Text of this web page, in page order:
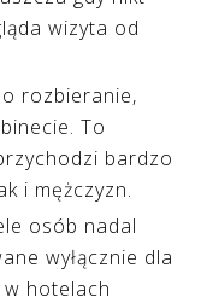
wizyta od
rozbieranie,
To
bardzo
i mężczyzn.
osób nadal
wyłącznie dla
hotelach